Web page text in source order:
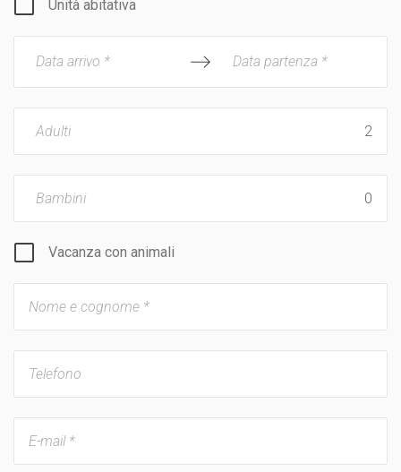
Unità abitativa
Data arrivo * Data partenza *
Adulti
Bambini
Vacanza con animali